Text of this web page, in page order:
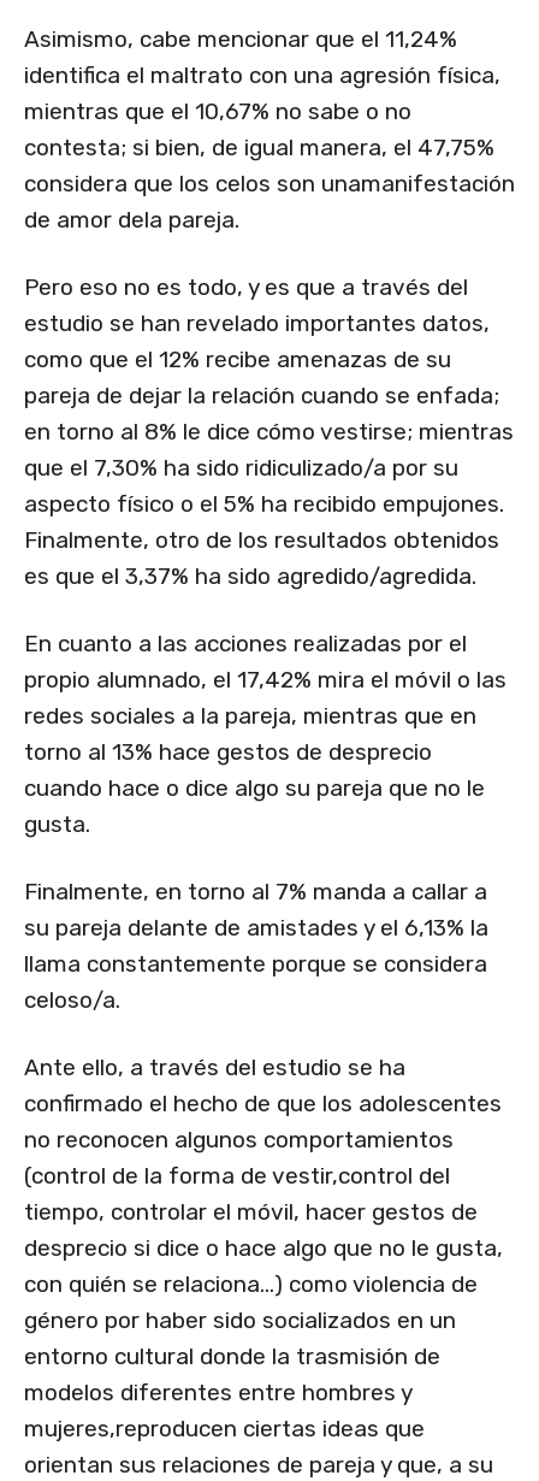
Asimismo, cabe mencionar que el 11,24%
identifica el maltrato con una agresión física,
mientras que el 10,67% no sabe o no
contesta; si bien, de igual manera, el 47,75%
considera que los celos son unamanifestación
de amor dela pareja.
Pero eso no es todo, y es que a través del
estudio se han revelado importantes datos,
como que el 12% recibe amenazas de su
pareja de dejar la relación cuando se enfada;
en torno al 8% le dice cómo vestirse; mientras
que el 7,30% ha sido ridiculizado/a por su
aspecto físico o el 5% ha recibido empujones.
Finalmente, otro de los resultados obtenidos
es que el 3,37% ha sido agredido/agredida.
En cuanto a las acciones realizadas por el
propio alumnado, el 17,42% mira el móvil o las
redes sociales a la pareja, mientras que en
torno al 13% hace gestos de desprecio
cuando hace o dice algo su pareja que no le
gusta.
Finalmente, en torno al 7% manda a callar a
su pareja delante de amistades y el 6,13% la
llama constantemente porque se considera
celoso/a.
Ante ello, a través del estudio se ha
confirmado el hecho de que los adolescentes
no reconocen algunos comportamientos
(control de la forma de vestir,control del
tiempo, controlar el móvil, hacer gestos de
desprecio si dice o hace algo que no le gusta,
con quién se relaciona…) como violencia de
género por haber sido socializados en un
entorno cultural donde la trasmisión de
modelos diferentes entre hombres y
mujeres,reproducen ciertas ideas que
orientan sus relaciones de pareja y que, a su